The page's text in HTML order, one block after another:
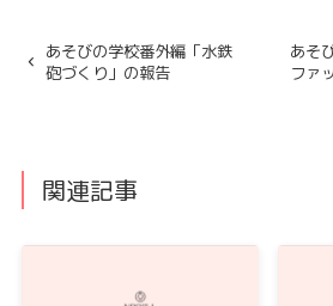
あそびの学校番外編「水鉄
砲づくり」の報告
あそ
ファ
関連記事